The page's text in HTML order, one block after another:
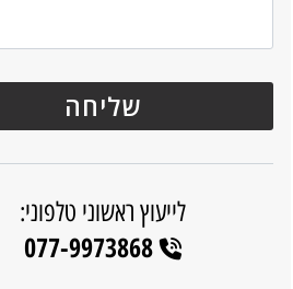
לייעוץ ראשוני טלפוני:
077-9973868